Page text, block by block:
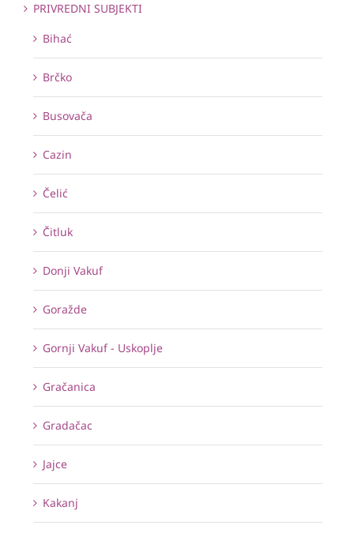
PRIVREDNI SUBJEKTI
Bihać
Brčko
Busovača
Cazin
Čelić
Čitluk
Donji Vakuf
Goražde
Gornji Vakuf - Uskoplje
Gračanica
Gradačac
Jajce
Kakanj